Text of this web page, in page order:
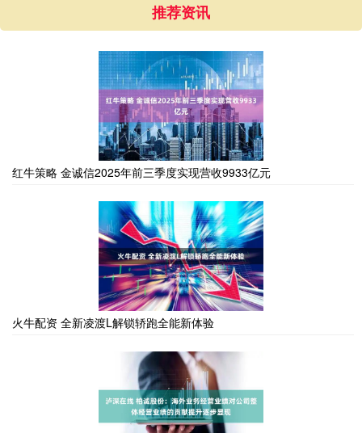
推荐资讯
红牛策略 金诚信2025年前三季度实现营收9933亿元
火牛配资 全新凌渡L解锁轿跑全能新体验